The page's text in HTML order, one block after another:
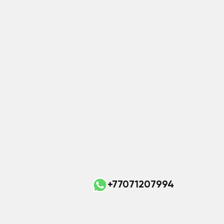
+77071207994